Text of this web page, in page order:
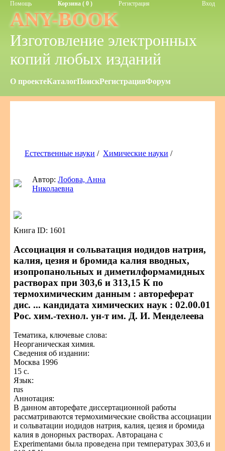
Помощь Корзина ( 0 ) Регистрация Вход
ANY-BOOK
Изготовление электронных
копий любых изданий
О проектеКаталогПоискРегистрацияФорум
Естественные науки / Химические науки /
Автор:Лобова, Анна
Николаевна
Книга ID: 1601
Ассоциация и сольватация иодидов натрия,
калия, цезия и бромида калия вводных,
изопропанольных и диметилформамидных
растворах при 303,6 и 313,15 К по
термохимическим данным : автореферат
дис. ... кандидата химических наук : 02.00.01
Рос. хим.-технол. ун-т им. Д. И. Менделеева
Тематика, ключевые слова:
Неорганическая химия.
Сведения об издании:
Москва 1996
15 с.
Язык:
rus
Аннотация:
В данном авторефате диссертационной работы
рассматриваются термохимические свойства ассоциации
и сольватации иодидов натрия, калия, цезия и бромида
калия в донорных растворах. Авторацана с
Experimentами была проведена при температурах 303,6 и